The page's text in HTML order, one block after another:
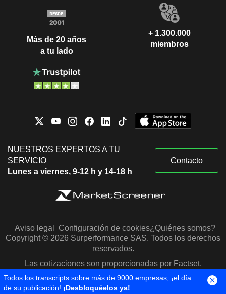
Más de 20 años
a tu lado
+ 1.300.000
miembros
NUESTROS EXPERTOS A TU
SERVICIO
Lunes a viernes, 9-12 h y 14-18 h
Contacto
Aviso legal Configuración de cookies¿Quiénes somos?
Copyright © 2026 Surperformance SAS. Todos los derechos
reservados.
Las cotizaciones son proporcionadas por Factset,
Morningstar y S&P Capital IQ
Todos los transcripts sobre más de 9000 empresas, ¡el día
de su publicación! ¡Desbloquéelos ya!